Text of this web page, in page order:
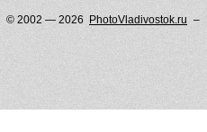
© 2002 — 2026 PhotoVladivostok.ru